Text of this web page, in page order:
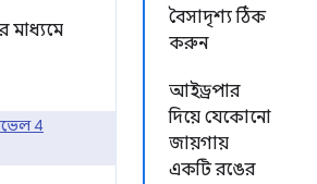
বৈসাদৃশ্য ঠিক
করুন
আইড্রপার
দিয়ে যেকোনো
জায়গায়
একটি রঙের
মাধ্যমে
4